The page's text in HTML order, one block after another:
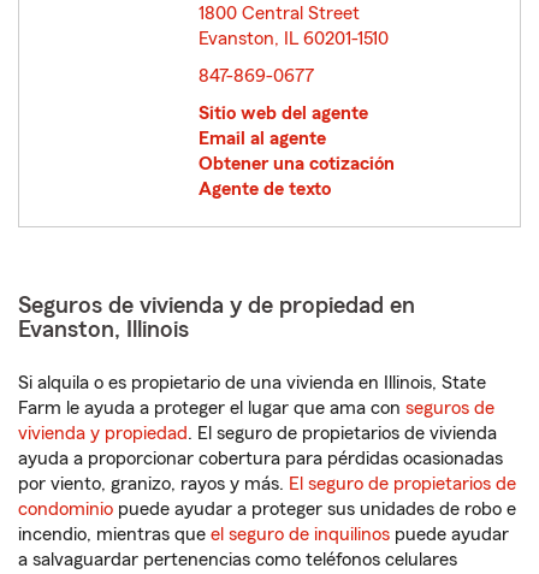
1800 Central Street
Evanston, IL 60201-1510
847-869-0677
Sitio web del agente
Email al agente
Obtener una cotización
Agente de texto
Seguros de vivienda y de propiedad en
Evanston, Illinois
Si alquila o es propietario de una vivienda en Illinois, State
Farm le ayuda a proteger el lugar que ama con seguros de
vivienda y propiedad. El seguro de propietarios de vivienda
ayuda a proporcionar cobertura para pérdidas ocasionadas
por viento, granizo, rayos y más. El seguro de propietarios de
condominio puede ayudar a proteger sus unidades de robo e
incendio, mientras que el seguro de inquilinos puede ayudar
a salvaguardar pertenencias como teléfonos celulares